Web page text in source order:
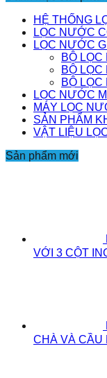
HỆ THỐNG
LỌC NƯỚC
LỌC NƯỚC
BỘ
BỘ
BỘ
LỌC NƯỚC
MÁY LỌC
SẢN PHẨM
VẬT LIỆU
Sản phẩm mới
VỚI 3 CỘT
CHÀ VÀ CẦU